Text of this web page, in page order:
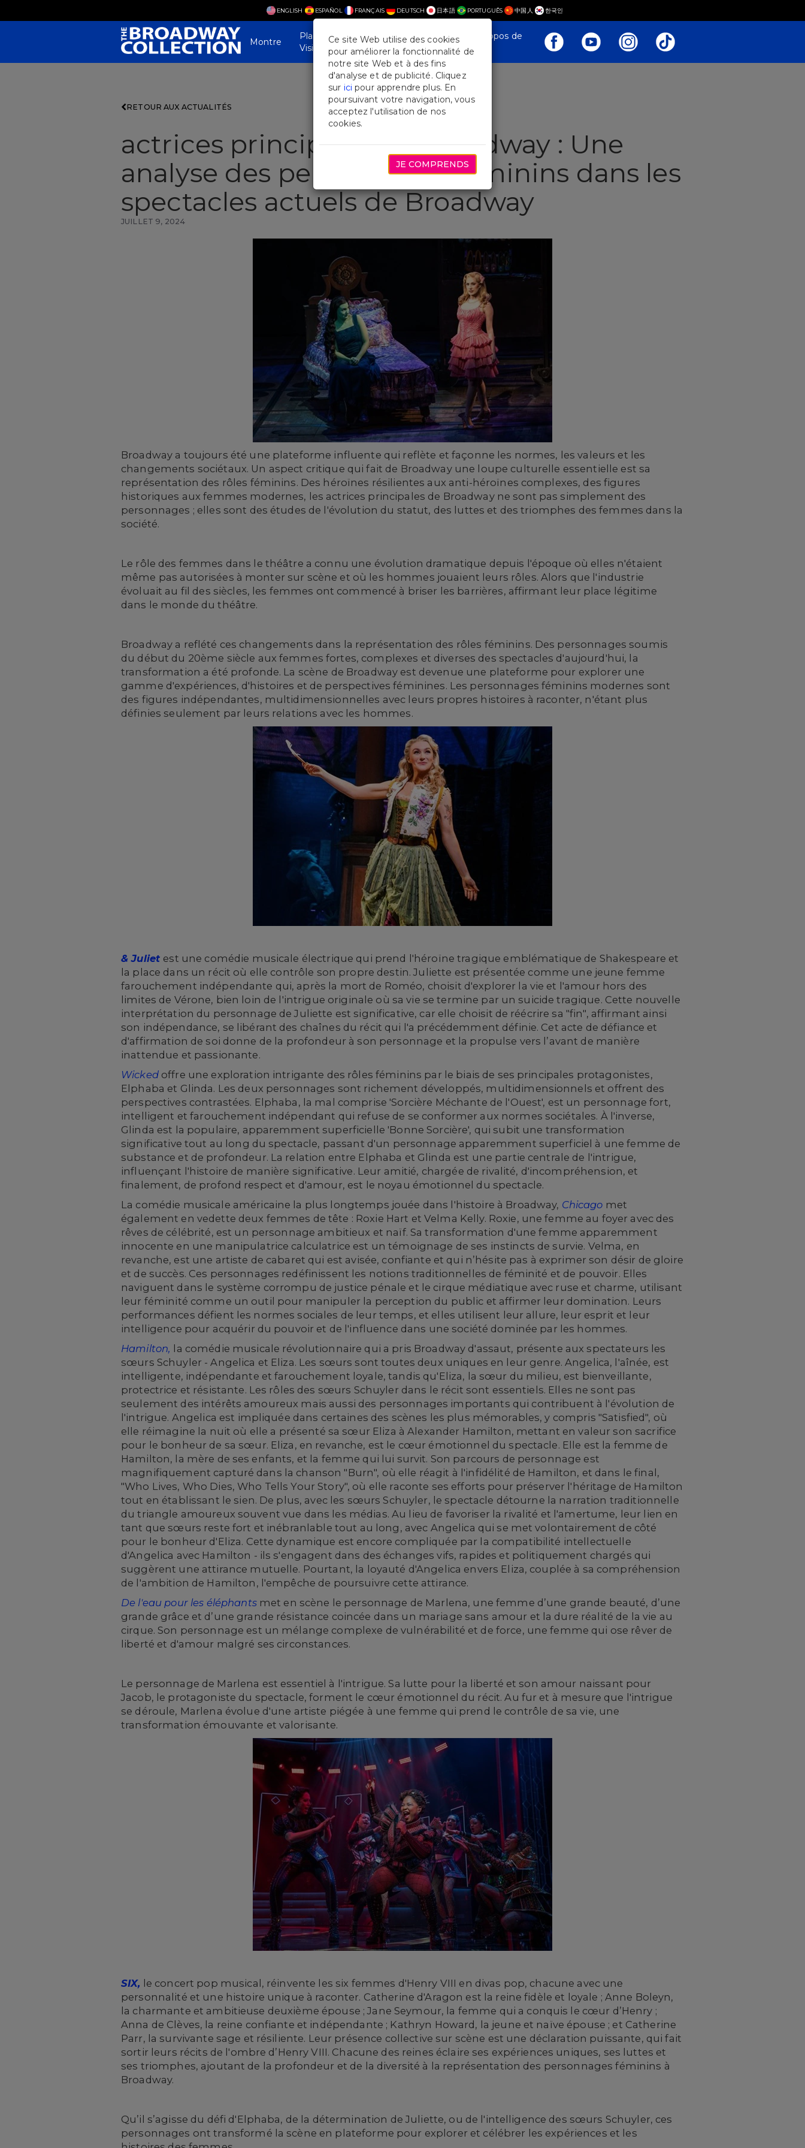
ENGLISH ESPAÑOL FRANÇAIS DEUTSCH 日本語 PORTUGUÊS 中国人 한국인
Montre
Plan Your
Visit
Actualités et
fonctionnalités
À propos de
nous
RETOUR AUX ACTUALITÉS
actrices principales de Broadway : Une
analyse des personnages féminins dans les
spectacles actuels de Broadway
JUILLET 9, 2024
Broadway a toujours été une plateforme influente qui reflète et façonne les normes, les valeurs et les
changements sociétaux. Un aspect critique qui fait de Broadway une loupe culturelle essentielle est sa
représentation des rôles féminins. Des héroïnes résilientes aux anti-héroïnes complexes, des figures
historiques aux femmes modernes, les actrices principales de Broadway ne sont pas simplement des
personnages ; elles sont des études de l'évolution du statut, des luttes et des triomphes des femmes dans la
société.
Le rôle des femmes dans le théâtre a connu une évolution dramatique depuis l'époque où elles n'étaient
même pas autorisées à monter sur scène et où les hommes jouaient leurs rôles. Alors que l'industrie
évoluait au fil des siècles, les femmes ont commencé à briser les barrières, affirmant leur place légitime
dans le monde du théâtre.
Broadway a reflété ces changements dans la représentation des rôles féminins. Des personnages soumis
du début du 20ème siècle aux femmes fortes, complexes et diverses des spectacles d'aujourd'hui, la
transformation a été profonde. La scène de Broadway est devenue une plateforme pour explorer une
gamme d'expériences, d'histoires et de perspectives féminines. Les personnages féminins modernes sont
des figures indépendantes, multidimensionnelles avec leurs propres histoires à raconter, n'étant plus
définies seulement par leurs relations avec les hommes.
& Juliet est une comédie musicale électrique qui prend l'héroïne tragique emblématique de Shakespeare et
la place dans un récit où elle contrôle son propre destin. Juliette est présentée comme une jeune femme
farouchement indépendante qui, après la mort de Roméo, choisit d'explorer la vie et l'amour hors des
limites de Vérone, bien loin de l'intrigue originale où sa vie se termine par un suicide tragique. Cette nouvelle
interprétation du personnage de Juliette est significative, car elle choisit de réécrire sa "fin", affirmant ainsi
son indépendance, se libérant des chaînes du récit qui l'a précédemment définie. Cet acte de défiance et
d'affirmation de soi donne de la profondeur à son personnage et la propulse vers l’avant de manière
inattendue et passionante.
Wicked offre une exploration intrigante des rôles féminins par le biais de ses principales protagonistes,
Elphaba et Glinda. Les deux personnages sont richement développés, multidimensionnels et offrent des
perspectives contrastées. Elphaba, la mal comprise 'Sorcière Méchante de l'Ouest', est un personnage fort,
intelligent et farouchement indépendant qui refuse de se conformer aux normes sociétales. À l'inverse,
Glinda est la populaire, apparemment superficielle 'Bonne Sorcière', qui subit une transformation
significative tout au long du spectacle, passant d'un personnage apparemment superficiel à une femme de
substance et de profondeur. La relation entre Elphaba et Glinda est une partie centrale de l'intrigue,
influençant l'histoire de manière significative. Leur amitié, chargée de rivalité, d'incompréhension, et
finalement, de profond respect et d'amour, est le noyau émotionnel du spectacle.
La comédie musicale américaine la plus longtemps jouée dans l'histoire à Broadway, Chicago met
également en vedette deux femmes de tête : Roxie Hart et Velma Kelly. Roxie, une femme au foyer avec des
rêves de célébrité, est un personnage ambitieux et naïf. Sa transformation d'une femme apparemment
innocente en une manipulatrice calculatrice est un témoignage de ses instincts de survie. Velma, en
revanche, est une artiste de cabaret qui est avisée, confiante et qui n’hésite pas à exprimer son désir de gloire
et de succès. Ces personnages redéfinissent les notions traditionnelles de féminité et de pouvoir. Elles
naviguent dans le système corrompu de justice pénale et le cirque médiatique avec ruse et charme, utilisant
leur féminité comme un outil pour manipuler la perception du public et affirmer leur domination. Leurs
performances défient les normes sociales de leur temps, et elles utilisent leur allure, leur esprit et leur
intelligence pour acquérir du pouvoir et de l'influence dans une société dominée par les hommes.
Hamilton,
la comédie musicale révolutionnaire qui a pris Broadway d'assaut, présente aux spectateurs les
sœurs Schuyler - Angelica et Eliza. Les sœurs sont toutes deux uniques en leur genre. Angelica, l'aînée, est
intelligente, indépendante et farouchement loyale, tandis qu'Eliza, la sœur du milieu, est bienveillante,
protectrice et résistante. Les rôles des sœurs Schuyler dans le récit sont essentiels. Elles ne sont pas
seulement des intérêts amoureux mais aussi des personnages importants qui contribuent à l'évolution de
l'intrigue. Angelica est impliquée dans certaines des scènes les plus mémorables, y compris "Satisfied", où
elle réimagine la nuit où elle a présenté sa sœur Eliza à Alexander Hamilton, mettant en valeur son sacrifice
pour le bonheur de sa sœur. Eliza, en revanche, est le cœur émotionnel du spectacle. Elle est la femme de
Hamilton, la mère de ses enfants, et la femme qui lui survit. Son parcours de personnage est
magnifiquement capturé dans la chanson "Burn", où elle réagit à l'infidélité de Hamilton, et dans le final,
"Who Lives, Who Dies, Who Tells Your Story", où elle raconte ses efforts pour préserver l'héritage de Hamilton
tout en établissant le sien. De plus, avec les sœurs Schuyler, le spectacle détourne la narration traditionnelle
du triangle amoureux souvent vue dans les médias. Au lieu de favoriser la rivalité et l'amertume, leur lien en
tant que sœurs reste fort et inébranlable tout au long, avec Angelica qui se met volontairement de côté
pour le bonheur d'Eliza. Cette dynamique est encore compliquée par la compatibilité intellectuelle
d'Angelica avec Hamilton - ils s'engagent dans des échanges vifs, rapides et politiquement chargés qui
suggèrent une attirance mutuelle. Pourtant, la loyauté d'Angelica envers Eliza, couplée à sa compréhension
de l'ambition de Hamilton, l'empêche de poursuivre cette attirance.
De l'eau pour les éléphantsmet en scène le personnage de Marlena, une femme d’une grande beauté, d’une
grande grâce et d’une grande résistance coincée dans un mariage sans amour et la dure réalité de la vie au
cirque. Son personnage est un mélange complexe de vulnérabilité et de force, une femme qui ose rêver de
liberté et d'amour malgré ses circonstances.
Le personnage de Marlena est essentiel à l'intrigue. Sa lutte pour la liberté et son amour naissant pour
Jacob, le protagoniste du spectacle, forment le cœur émotionnel du récit. Au fur et à mesure que l'intrigue
se déroule, Marlena évolue d'une artiste piégée à une femme qui prend le contrôle de sa vie, une
transformation émouvante et valorisante.
SIX, le concert pop musical, réinvente les six femmes d'Henry VIII en divas pop, chacune avec une
personnalité et une histoire unique à raconter. Catherine d'Aragon est la reine fidèle et loyale ; Anne Boleyn,
la charmante et ambitieuse deuxième épouse ; Jane Seymour, la femme qui a conquis le cœur d’Henry ;
Anna de Clèves, la reine confiante et indépendante ; Kathryn Howard, la jeune et naïve épouse ; et Catherine
Parr, la survivante sage et résiliente. Leur présence collective sur scène est une déclaration puissante, qui fait
sortir leurs récits de l'ombre d’Henry VIII. Chacune des reines éclaire ses expériences uniques, ses luttes et
ses triomphes, ajoutant de la profondeur et de la diversité à la représentation des personnages féminins à
Broadway.
Qu’il s’agisse du défi d'Elphaba, de la détermination de Juliette, ou de l'intelligence des sœurs Schuyler, ces
personnages ont transformé la scène en plateforme pour explorer et célébrer les expériences et les
Ce site Web utilise des cookies
pour améliorer la fonctionnalité de
notre site Web et à des fins
d'analyse et de publicité. Cliquez
sur ici pour apprendre plus. En
poursuivant votre navigation, vous
acceptez l'utilisation de nos
cookies.
JE COMPRENDS